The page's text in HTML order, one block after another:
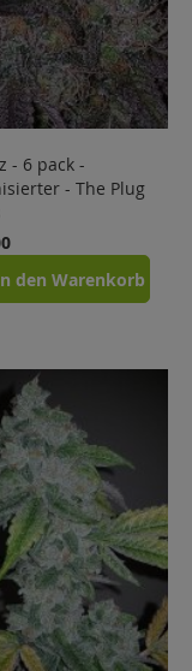
- 6 pack -
- The Plug
den Warenkorb